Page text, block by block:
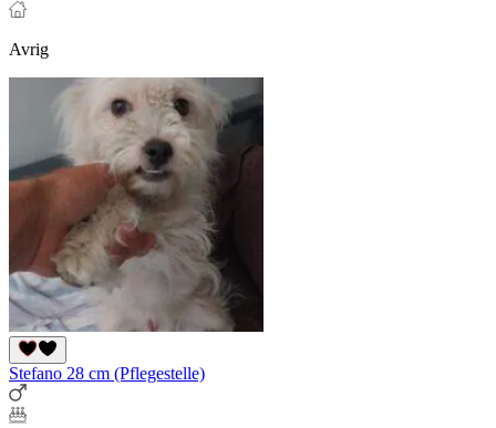
Avrig
Stefano 28 cm (Pflegestelle)